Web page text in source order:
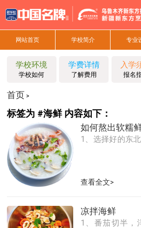
网站首页 学校简介 专业
学校环境
学校如何
学费详情
了解费用
入学
报名
首页 >
标签为 #海鲜 内容如下：
如何熬出软糯
1、选择好的东
泡；2、海鲜的
查看全文>
凉拌海鲜
1、番茄切半，